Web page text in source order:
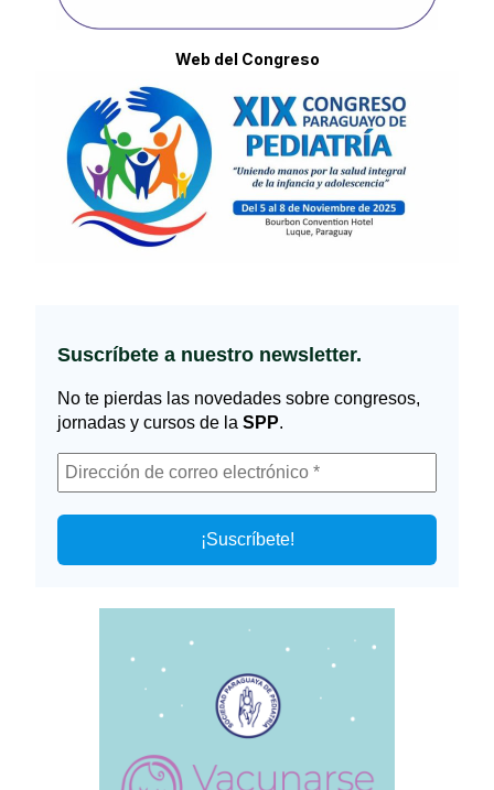
Web del Congreso
Suscríbete a nuestro newsletter.
No te pierdas las novedades sobre congresos,
jornadas y cursos de la SPP.